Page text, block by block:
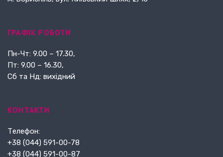
ГРАФІК РОБОТИ
Пн-Чт: 9.00 – 17.30,
Пт: 9.00 – 16.30,
Сб та Нд: вихідний
КОНТАКТИ
Телефон:
+38 (044) 591-00-78
+38 (044) 591-00-87